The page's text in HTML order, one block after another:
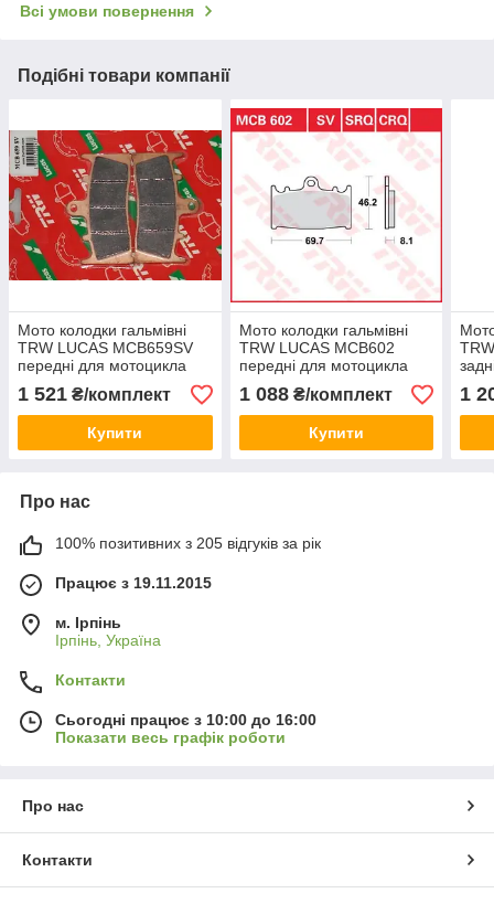
Всі умови повернення
Подібні товари компанії
Мото колодки гальмівні
TRW LUCAS MCB659SV
передні для мотоцикла
Kawasaki,Suzuki
1 521 ₴/комплект
Купити
Мото колодки гальмівні
TRW LUCAS MCB602
передні для мотоцикла
Kawasaki,Suzuki,Husaberg
1 088₴/комплект
Купити
1
Про нас
100% позитивних з 205 відгуків за рік
Працює з 19.11.2015
м. Ірпінь
Ірпінь, Україна
Контакти
Сьогодні працює з 10:00 до 16:00
Показати весь графік роботи
Про нас
Контакти